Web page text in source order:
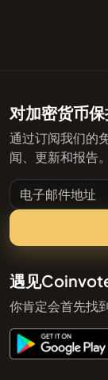
对加密货币
通过订阅我们的
闻、更新和报告。
电子邮件地址
遇见
你肯定会首先找